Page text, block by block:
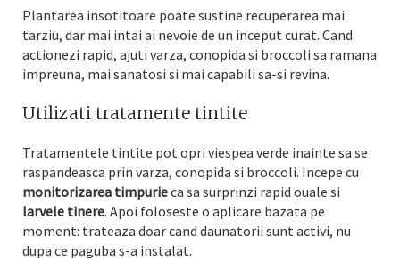
Plantarea insotitoare poate sustine recuperarea mai
tarziu, dar mai intai ai nevoie de un inceput curat. Cand
actionezi rapid, ajuti varza, conopida si broccoli sa ramana
impreuna, mai sanatosi si mai capabili sa-si revina.
Utilizati tratamente tintite
Tratamentele tintite pot opri viespea verde inainte sa se
raspandeasca prin varza, conopida si broccoli. Incepe cu
monitorizarea timpurieca sa surprinzi rapid ouale si
larvele tinere. Apoi foloseste o aplicare bazata pe
moment: trateaza doar cand daunatorii sunt activi, nu
dupa ce paguba s-a instalat.